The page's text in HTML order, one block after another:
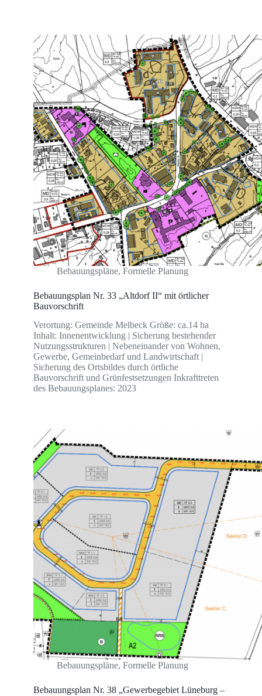
Bebauungspläne, Formelle Planung
Bebauungsplan Nr. 33 „Altdorf II“ mit örtlicher
Bauvorschrift
Verortung: Gemeinde Melbeck Größe: ca.14 ha
Inhalt: Innenentwicklung | Sicherung bestehender
Nutzungsstrukturen | Nebeneinander von Wohnen,
Gewerbe, Gemeinbedarf und Landwirtschaft |
Sicherung des Ortsbildes durch örtliche
Bauvorschrift und Grünfestsetzungen Inkrafttreten
des Bebauungsplanes: 2023
Bebauungspläne, Formelle Planung
Bebauungsplan Nr. 38 „Gewerbegebiet Lüneburg –